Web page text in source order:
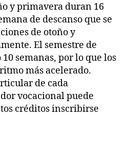
y primavera duran 16
de descanso que se
de otoño y
El semestre de
semanas, por lo que los
más acelerado.
de cada
vocacional puede
créditos inscribirse